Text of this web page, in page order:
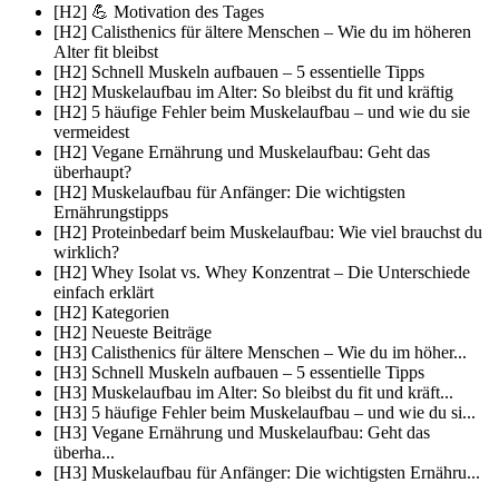
[H2] 💪 Motivation des Tages
[H2] Calisthenics für ältere Menschen – Wie du im höheren
Alter fit bleibst
[H2] Schnell Muskeln aufbauen – 5 essentielle Tipps
[H2] Muskelaufbau im Alter: So bleibst du fit und kräftig
[H2] 5 häufige Fehler beim Muskelaufbau – und wie du sie
vermeidest
[H2] Vegane Ernährung und Muskelaufbau: Geht das
überhaupt?
[H2] Muskelaufbau für Anfänger: Die wichtigsten
Ernährungstipps
[H2] Proteinbedarf beim Muskelaufbau: Wie viel brauchst du
wirklich?
[H2] Whey Isolat vs. Whey Konzentrat – Die Unterschiede
einfach erklärt
[H2] Kategorien
[H2] Neueste Beiträge
[H3] Calisthenics für ältere Menschen – Wie du im höher...
[H3] Schnell Muskeln aufbauen – 5 essentielle Tipps
[H3] Muskelaufbau im Alter: So bleibst du fit und kräft...
[H3] 5 häufige Fehler beim Muskelaufbau – und wie du si...
[H3] Vegane Ernährung und Muskelaufbau: Geht das
überha...
[H3] Muskelaufbau für Anfänger: Die wichtigsten Ernähru...